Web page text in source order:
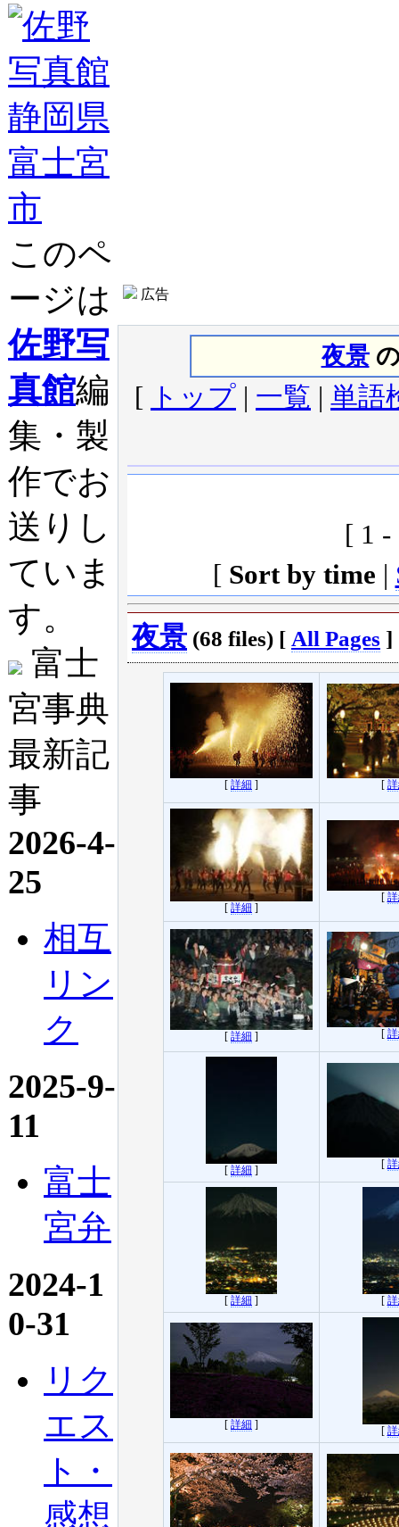
このペ
ージは
佐野写
真館編
集・製
作でお
送りし
ていま
す。
富士
宮事典
最新記
事
2026-4-
25
相互
リン
ク
2025-9-
11
富士
宮弁
2024-1
0-31
リク
エス
ト・
感想
広告
夜景
[ トップ 一覧 単語
[ 1 -
[ Sort by time
夜景 (68 files) [ All Pages ]
[ 詳細 ] [
[ 詳細 ]
[
[ 詳細 ] [
[ 詳細 ] [
[ 詳細 ] [
[ 詳細 ] [